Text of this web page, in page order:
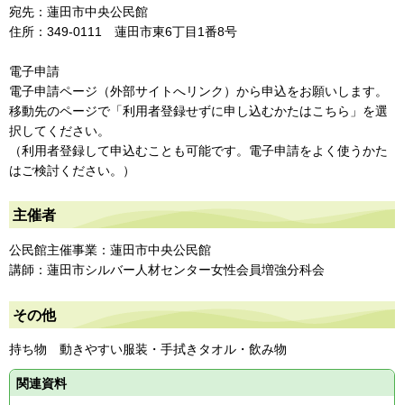
宛先：蓮田市中央公民館
住所：349-0111 蓮田市東6丁目1番8号
電子申請
電子申請ページ（外部サイトへリンク）から申込をお願いします。
移動先のページで「利用者登録せずに申し込むかたはこちら」を選
択してください。
（利用者登録して申込むことも可能です。電子申請をよく使うかた
はご検討ください。）
主催者
公民館主催事業：蓮田市中央公民館
講師：蓮田市シルバー人材センター女性会員増強分科会
その他
持ち物 動きやすい服装・手拭きタオル・飲み物
関連資料